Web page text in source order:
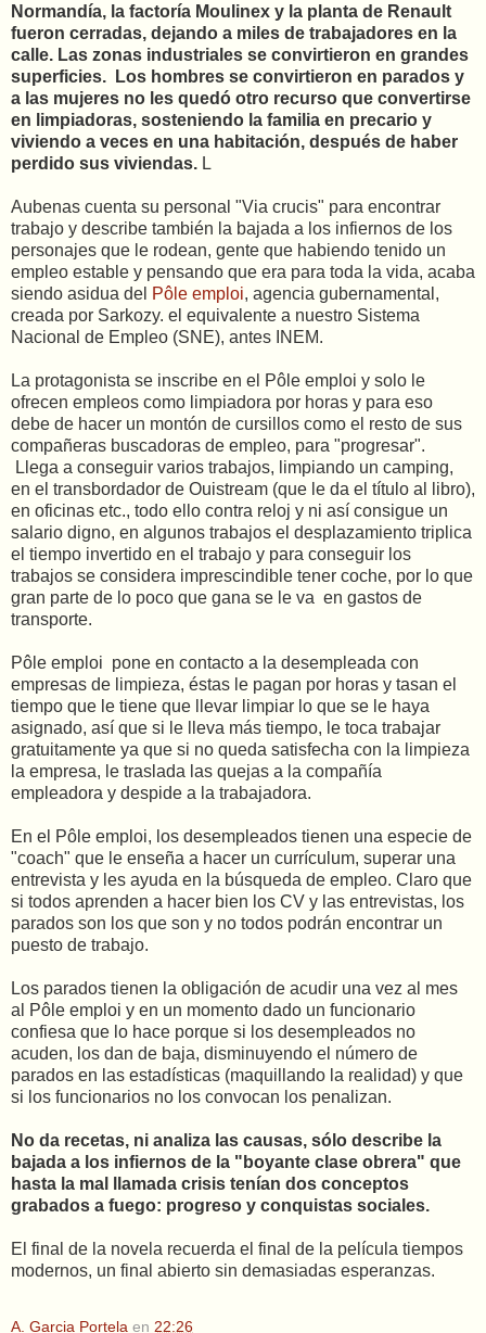
Normandía, la factoría Moulinex y la planta de Renault
fueron cerradas, dejando a miles de trabajadores en la
calle. Las zonas industriales se convirtieron en grandes
superficies. Los hombres se convirtieron en parados y
a las mujeres no les quedó otro recurso que convertirse
en limpiadoras, sosteniendo la familia en precario y
viviendo a veces en una habitación, después de haber
perdido sus viviendas. L
Aubenas cuenta su personal "Via crucis" para encontrar
trabajo y describe también la bajada a los infiernos de los
personajes que le rodean, gente que habiendo tenido un
empleo estable y pensando que era para toda la vida, acaba
siendo asidua del Pôle emploi, agencia gubernamental,
creada por Sarkozy. el equivalente a nuestro Sistema
Nacional de Empleo (SNE), antes INEM.
La protagonista se inscribe en el Pôle emploi y solo le
ofrecen empleos como limpiadora por horas y para eso
debe de hacer un montón de cursillos como el resto de sus
compañeras buscadoras de empleo, para "progresar".
Llega a conseguir varios trabajos, limpiando un camping,
en el transbordador de Ouistream (que le da el título al libro),
en oficinas etc., todo ello contra reloj y ni así consigue un
salario digno, en algunos trabajos el desplazamiento triplica
el tiempo invertido en el trabajo y para conseguir los
trabajos se considera imprescindible tener coche, por lo que
gran parte de lo poco que gana se le va en gastos de
transporte.
Pôle emploi pone en contacto a la desempleada con
empresas de limpieza, éstas le pagan por horas y tasan el
tiempo que le tiene que llevar limpiar lo que se le haya
asignado, así que si le lleva más tiempo, le toca trabajar
gratuitamente ya que si no queda satisfecha con la limpieza
la empresa, le traslada las quejas a la compañía
empleadora y despide a la trabajadora.
En el Pôle emploi, los desempleados tienen una especie de
"coach" que le enseña a hacer un currículum, superar una
entrevista y les ayuda en la búsqueda de empleo. Claro que
si todos aprenden a hacer bien los CV y las entrevistas, los
parados son los que son y no todos podrán encontrar un
puesto de trabajo.
Los parados tienen la obligación de acudir una vez al mes
al Pôle emploi y en un momento dado un funcionario
confiesa que lo hace porque si los desempleados no
acuden, los dan de baja, disminuyendo el número de
parados en las estadísticas (maquillando la realidad) y que
si los funcionarios no los convocan los penalizan.
No da recetas, ni analiza las causas, sólo describe la
bajada a los infiernos de la "boyante clase obrera" que
hasta la mal llamada crisis tenían dos conceptos
grabados a fuego: progreso y conquistas sociales.
El final de la novela recuerda el final de la película tiempos
modernos, un final abierto sin demasiadas esperanzas.
A. Garcia Portela en 22:26